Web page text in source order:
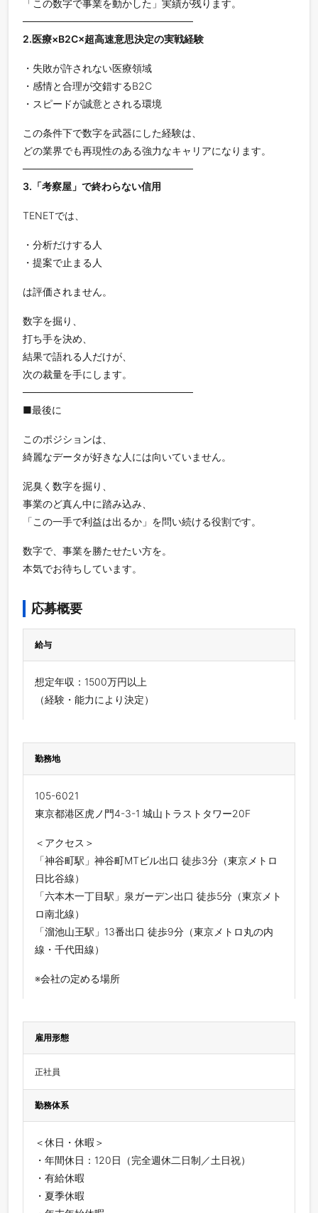
「この数字で事業を動かした」実績が残ります。
────────────────────────
2.医療×B2C×超高速意思決定の実戦経験
・失敗が許されない医療領域
・感情と合理が交錯するB2C
・スピードが誠意とされる環境
この条件下で数字を武器にした経験は、
どの業界でも再現性のある強力なキャリアになります。
────────────────────────
3.「考察屋」で終わらない信用
TENETでは、
・分析だけする人
・提案で止まる人
は評価されません。
数字を掘り、
打ち手を決め、
結果で語れる人だけが、
次の裁量を手にします。
────────────────────────
■最後に
このポジションは、
綺麗なデータが好きな人には向いていません。
泥臭く数字を掘り、
事業のど真ん中に踏み込み、
「この一手で利益は出るか」を問い続ける役割です。
数字で、事業を勝たせたい方を。
本気でお待ちしています。
応募概要
給与
想定年収：1500万円以上
（経験・能力により決定）
勤務地
105-6021
東京都港区虎ノ門4-3-1 城山トラストタワー20F
＜アクセス＞
「神谷町駅」神谷町MTビル出口 徒歩3分（東京メトロ
日比谷線）
「六本木一丁目駅」泉ガーデン出口 徒歩5分（東京メト
ロ南北線）
「溜池山王駅」13番出口 徒歩9分（東京メトロ丸の内
線・千代田線）
※会社の定める場所
雇用形態
正社員
勤務体系
＜休日・休暇＞
・年間休日：120日（完全週休二日制／土日祝）
・有給休暇
・夏季休暇